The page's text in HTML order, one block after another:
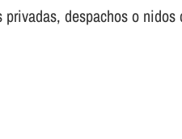
despachos o nidos